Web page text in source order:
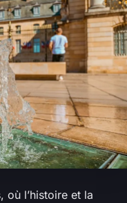
où l’histoire et la